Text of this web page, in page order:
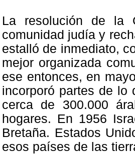
La resolución de la
comunidad judía y
estalló de inmediato,
mejor organizada
ese entonces, en
incorporó partes de lo
cerca de 300.000
hogares. En 1956
Bretaña. Estados
esos países de las